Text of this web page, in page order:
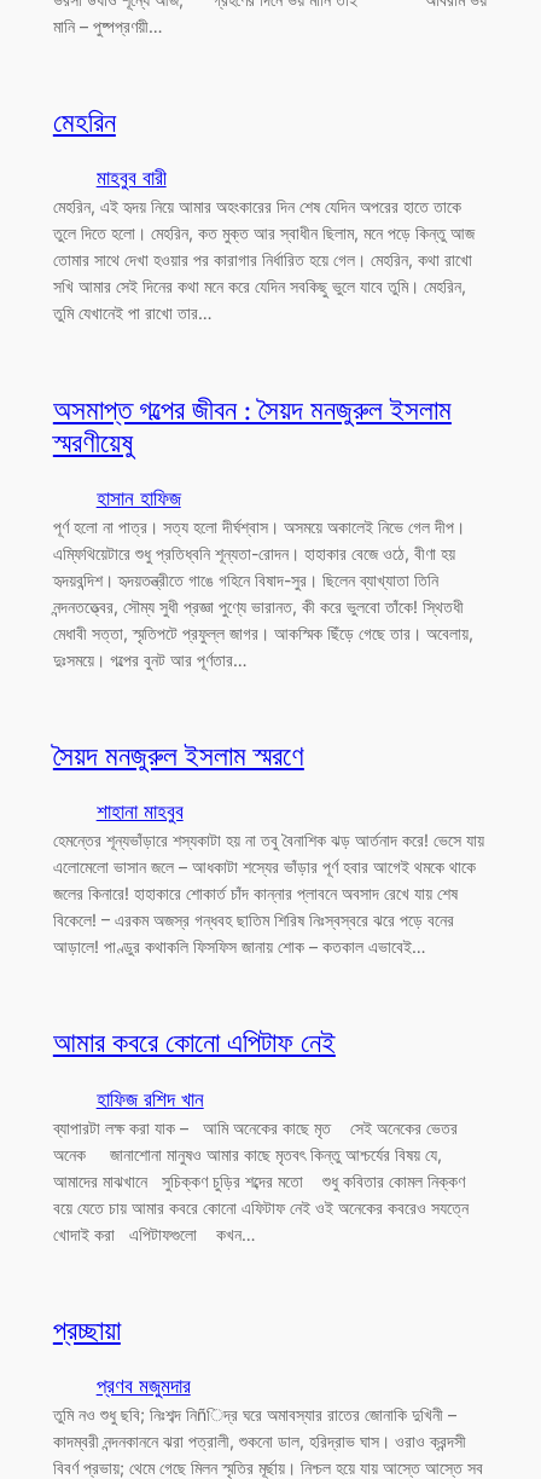
মানি – পুষ্পপ্রণয়ী…
মেহরিন
মাহবুব বারী
মেহরিন, এই হৃদয় নিয়ে আমার অহংকারের দিন শেষ যেদিন অপরের হাতে তাকে
তুলে দিতে হলো। মেহরিন, কত মুক্ত আর স্বাধীন ছিলাম, মনে পড়ে কিন্তু আজ
তোমার সাথে দেখা হওয়ার পর কারাগার নির্ধারিত হয়ে গেল। মেহরিন, কথা রাখো
সখি আমার সেই দিনের কথা মনে করে যেদিন সবকিছু ভুলে যাবে তুমি। মেহরিন,
তুমি যেখানেই পা রাখো তার…
অসমাপ্ত গল্পের জীবন : সৈয়দ মনজুরুল ইসলাম
স্মরণীয়েষু
হাসান হাফিজ
পূর্ণ হলো না পাত্র। সত্য হলো দীর্ঘশ্বাস। অসময়ে অকালেই নিভে গেল দীপ।
এম্ফিথিয়েটারে শুধু প্রতিধ্বনি শূন্যতা-রোদন। হাহাকার বেজে ওঠে, বীণা হয়
হৃদয়বন্দিশ। হৃদয়তন্ত্রীতে গাঙে গহিনে বিষাদ-সুর। ছিলেন ব্যাখ্যাতা তিনি
নন্দনতত্ত্বের, সৌম্য সুধী প্রজ্ঞা পুণ্যে ভারানত, কী করে ভুলবো তাঁকে! স্থিতধী
মেধাবী সত্তা, স্মৃতিপটে প্রফুল্ল জাগর। আকস্মিক ছিঁড়ে গেছে তার। অবেলায়,
দুঃসময়ে। গল্পের বুনট আর পূর্ণতার…
সৈয়দ মনজুরুল ইসলাম স্মরণে
শাহানা মাহবুব
হেমন্তের শূন্যভাঁড়ারে শস্যকাটা হয় না তবু বৈনাশিক ঝড় আর্তনাদ করে! ভেসে যায়
এলোমেলো ভাসান জলে – আধকাটা শস্যের ভাঁড়ার পূর্ণ হবার আগেই থমকে থাকে
জলের কিনারে! হাহাকারে শোকার্ত চাঁদ কান্নার প্লাবনে অবসাদ রেখে যায় শেষ
বিকেলে! – এরকম অজস্র গন্ধবহ ছাতিম শিরিষ নিঃস্বস্বরে ঝরে পড়ে বনের
আড়ালে! পাণ্ডুর কথাকলি ফিসফিস জানায় শোক – কতকাল এভাবেই…
আমার কবরে কোনো এপিটাফ নেই
হাফিজ রশিদ খান
ব্যাপারটা লক্ষ করা যাক – আমি অনেকের কাছে মৃত সেই অনেকের ভেতর
অনেক জানাশোনা মানুষও আমার কাছে মৃতবৎ কিন্তু আশ্চর্যের বিষয় যে,
আমাদের মাঝখানে সুচিক্কণ চুড়ির শব্দের মতো শুধু কবিতার কোমল নিক্কণ
বয়ে যেতে চায় আমার কবরে কোনো এফিটাফ নেই ওই অনেকের কবরেও সযত্নে
খোদাই করা এপিটাফগুলো কখন…
প্রচ্ছায়া
প্রণব মজুমদার
তুমি নও শুধু ছবি; নিঃশব্দ নিñিদ্র ঘরে অমাবস্যার রাতের জোনাকি দুখিনী –
কাদম্বরী নন্দনকাননে ঝরা পত্রালী, শুকনো ডাল, হরিদ্রাভ ঘাস। ওরাও ক্রন্দসী
বিবর্ণ প্রভায়; থেমে গেছে মিলন স্মৃতির মূর্ছায়। নিশ্চল হয়ে যায় আস্তে আস্তে সব